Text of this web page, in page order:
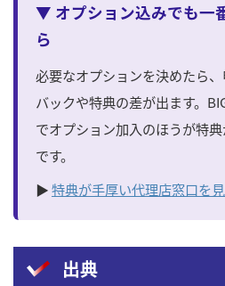
▼ オプション込みでも一
ら
必要なオプションを決めたら
バックや特典の差が出ます。
でオプション加入のほうが特
です。
▶特典が手厚い代理店窓口を
出典